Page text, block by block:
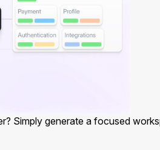
Simply generate a focused